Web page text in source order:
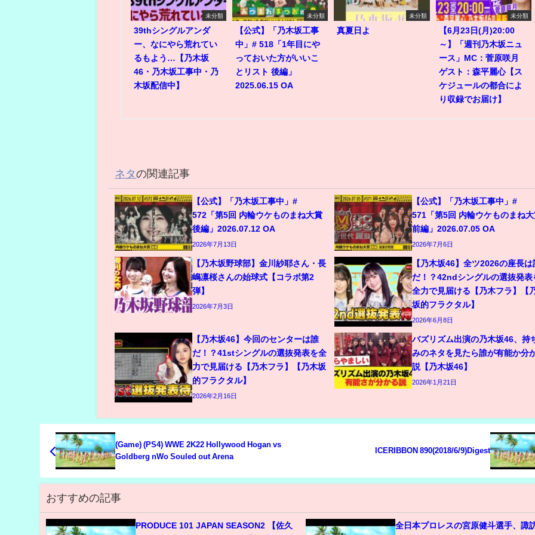
未分類
39thシングルアンダ
ー、なにやら荒れてい
るもよう…【乃木坂
46・乃木坂工事中・乃
木坂配信中】
未分類
【公式】「乃木坂工事
中」# 518「1年目にや
っておいた方がいいこ
とリスト 後編」
2025.06.15 OA
未分類
真夏日よ
未分類
【6月23日(月)20:00
～】「週刊乃木坂ニュ
ース」MC：菅原咲月
ゲスト：森平麗心【ス
ケジュールの都合によ
り収録でお届け】
ネタの関連記事
【公式】「乃木坂工事中」#
572「第5回 内輪ウケものまね大賞
後編」2026.07.12 OA
2026年7月13日
【公式】「乃木坂工事中」#
571「第5回 内輪ウケものまね大
前編」2026.07.05 OA
2026年7月6日
【乃木坂野球部】金川紗耶さん・長
嶋凛桜さんの始球式【コラボ第2
弾】
2026年7月3日
【乃木坂46】全ツ2026の座長は
だ！？42ndシングルの選抜発表
全力で見届ける【乃木フラ】【
坂的フラクタル】
2026年6月8日
【乃木坂46】今回のセンターは誰
だ！？41stシングルの選抜発表を全
力で見届ける【乃木フラ】【乃木坂
的フラクタル】
2026年2月16日
バズリズム出演の乃木坂46、持
みのネタを見たら誰が有能か分
説【乃木坂46】
2026年1月21日
(Game) (PS4) WWE 2K22 Hollywood Hogan vs
Goldberg nWo Souled out Arena
ICERIBBON 890(2018/6/9)Digest
おすすめの記事
PRODUCE 101 JAPAN SEASON2 【佐久
全日本プロレスの宮原健斗選手、諏